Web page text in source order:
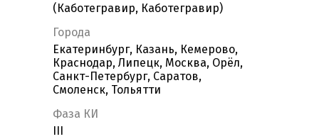
(Каботегравир, Каботегравир)
Города
Екатеринбург, Казань, Кемерово,
Краснодар, Липецк, Москва, Орёл,
Санкт-Петербург, Саратов,
Смоленск, Тольятти
Фаза КИ